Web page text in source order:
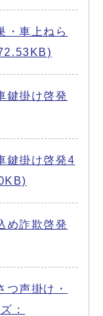
・車上ねら
鍵掛け啓発
鍵掛け啓発4
め詐欺啓発
つ声掛け・
：